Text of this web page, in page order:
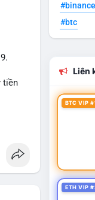
tiền
#btc
Liên
BTC VIP
ETH VIP